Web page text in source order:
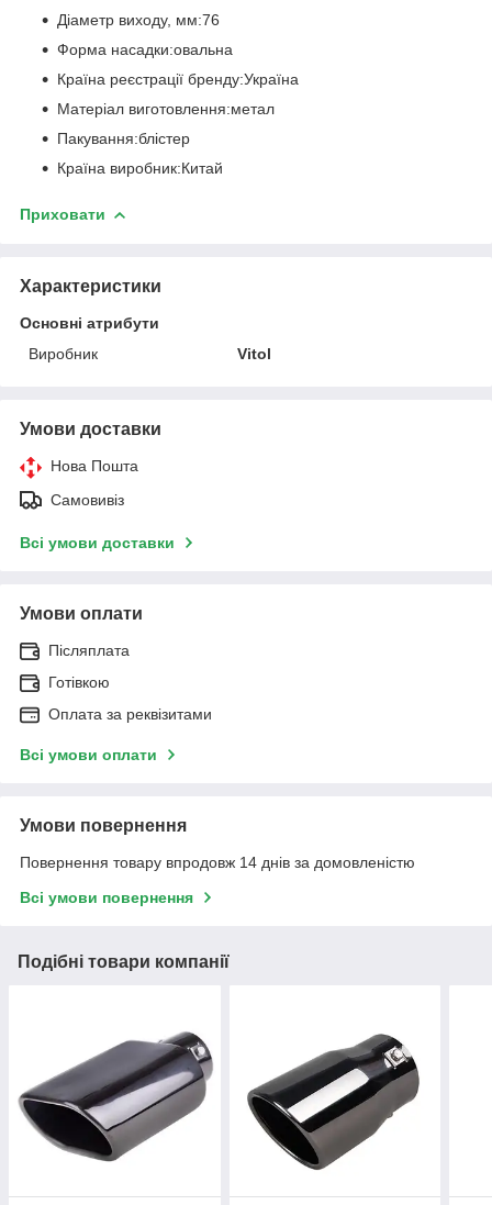
Діаметр виходу, мм:76
Форма насадки:овальна
Країна реєстрації бренду:Україна
Матеріал виготовлення:метал
Пакування:блістер
Країна виробник:Китай
Приховати
Характеристики
Основні атрибути
Виробник
Vitol
Умови доставки
Нова Пошта
Самовивіз
Всі умови доставки
Умови оплати
Післяплата
Готівкою
Оплата за реквізитами
Всі умови оплати
Умови повернення
Повернення товару впродовж 14 днів за домовленістю
Всі умови повернення
Подібні товари компанії